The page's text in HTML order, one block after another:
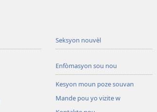
Seksyon nouvèl
Enfòmasyon sou nou
Kesyon moun poze souvan
Mande pou yo vizite w